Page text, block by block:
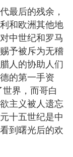
最后的残余，
和欧洲其他地
中世纪和罗马
予被斥为无稽
人的协助人们
的第一手资
界，而哥白
主义被人遗忘
十五世纪是中
到曙光后的欢